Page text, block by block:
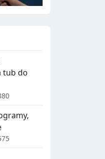
tub do